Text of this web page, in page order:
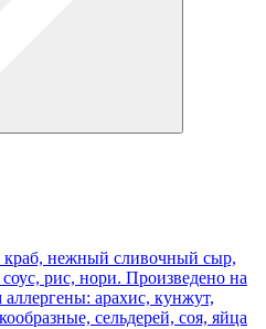
краб, нежный сливочный сыр,
рис, нори. Произведено на
арахис, кунжут,
сельдерей, соя, яйца